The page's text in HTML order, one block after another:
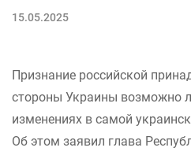
15.05.2025
Признание российской
стороны Украины возможно
изменениях в самой
Об этом заявил глава